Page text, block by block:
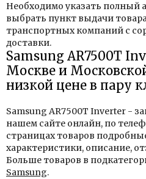
Необходимо указать полный
выбрать пункт выдачи
транспортных компаний с
доставки.
Samsung AR7500T
Москве и
низкой цене в пару
Samsung AR7500T Inverter -
нашем сайте онлайн, по
страницах товаров
характеристики, описание,
Больше товаров в
Samsung.